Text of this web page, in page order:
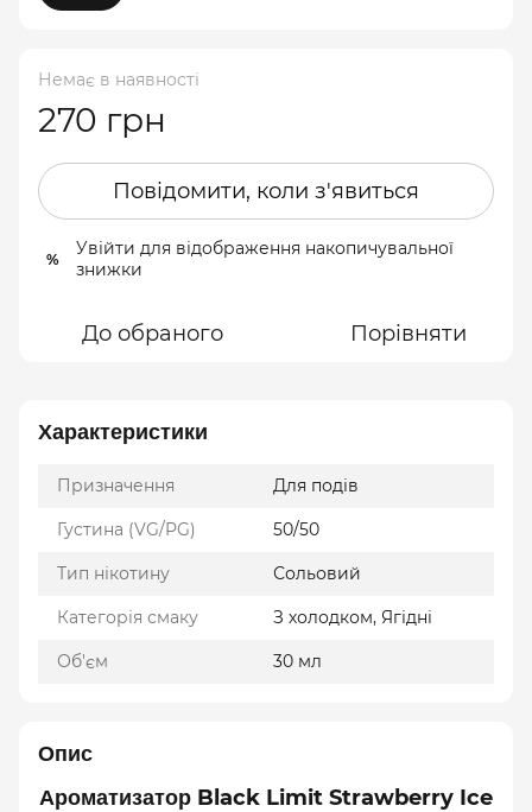
Немає в наявності
270 грн
Повідомити, коли з'явиться
% Увійти для відображення накопичувальної
знижки
До обраного Порівняти
Характеристики
Призначення Для подів
Густина (VG/PG) 50/50
Тип нікотину Сольовий
Категорія смаку З холодком, Ягідні
Об'єм 30 мл
Опис
Ароматизатор Black Limit Strawberry Ice